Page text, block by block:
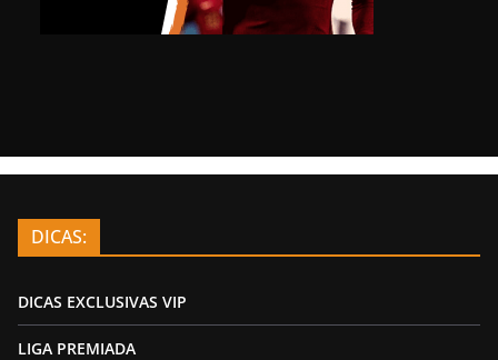
DICAS:
DICAS EXCLUSIVAS VIP
LIGA PREMIADA